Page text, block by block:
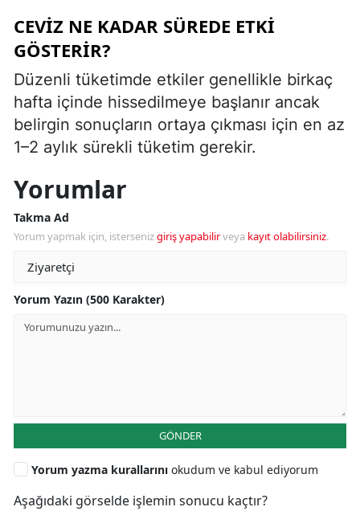
CEVIZ NE KADAR SÜREDE ETKI
GÖSTERIR?
Düzenli tüketimde etkiler genellikle birkaç
hafta içinde hissedilmeye başlanır ancak
belirgin sonuçların ortaya çıkması için en az
1–2 aylık sürekli tüketim gerekir.
Yorumlar
Takma Ad
Yorum yapmak için, istersenizgiriş yapabilirveya kayıt olabilirsiniz.
Yorum Yazın (500 Karakter)
GÖNDER
Yorum yazma kurallarını okudum ve kabul ediyorum
Aşağıdaki görselde işlemin sonucu kaçtır?